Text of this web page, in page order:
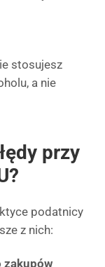
stosujesz
a nie
przy
podatnicy
z nich:
zakupów